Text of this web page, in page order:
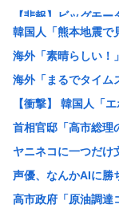
【悲報】ビッグモ
【悲報】女性「性的
ホリエモン、移民受
【悲報】「米軍を粉
税務署員1億円超
【動画あり】ミスイ
早めに予約した通路
ショートスリーパー
トッモ「ワイ5年か
韓国人「熊本地震で
海外「素晴らしい！
海外「まるでタイ
【衝撃】 韓国人「
首相官邸「高市総理
ヤニネコに一つだけ
声優、なんかAIに勝
高市政府「原油調達